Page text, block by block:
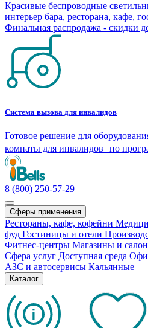
Красивые беспроводные
интерьер бара, ресторана, кафе,
Финальная распродажа - скидки
Система вызова для инвалидов
Готовое решение для
комнаты для инвалидов по
8 (800) 250-57-29
Сферы применения
Рестораны, кафе, кофейни
фуд Гостиницы и отели
Фитнес-центры Магазины и
Сфера услуг Доступная среда
АЗС и автосервисы Кальянные
Каталог